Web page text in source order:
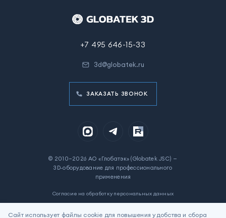
+7 495 646-15-33
3d@globatek.ru
ЗАКАЗАТЬ ЗВОНОК
© 2010–2026 АО «Глобатэк» (Globatek JSC) —
3D‑оборудование для профессионального
применения
Согласие на обработку персональных данных
Сайт использует файлы cookie для повышения удобства и сбора